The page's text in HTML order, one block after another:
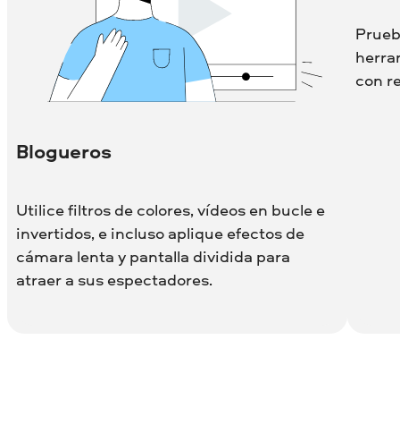
Blogueros
Utilice filtros de colores, vídeos en bucle e
invertidos, e incluso aplique efectos de
cámara lenta y pantalla dividida para
atraer a sus espectadores.
con